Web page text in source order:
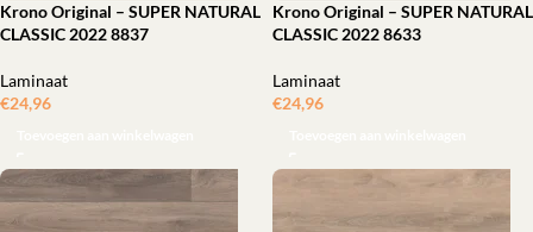
Krono Original – SUPER NATURAL
CLASSIC 2022 8837
Laminaat
€24,96
Krono Original – SUPER NATURAL
CLASSIC 2022 8633
Laminaat
€24,96